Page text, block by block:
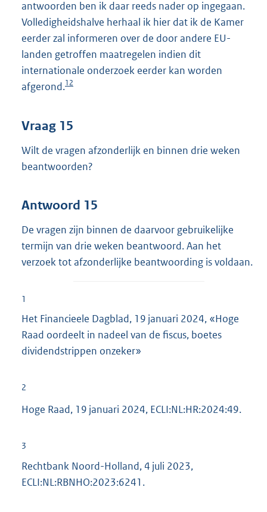
antwoorden ben ik daar reeds nader op ingegaan.
Volledigheidshalve herhaal ik hier dat ik de Kamer
eerder zal informeren over de door andere EU-
landen getroffen maatregelen indien dit
internationale onderzoek eerder kan worden
afgerond.12
Vraag 15
Wilt de vragen afzonderlijk en binnen drie weken
beantwoorden?
Antwoord 15
De vragen zijn binnen de daarvoor gebruikelijke
termijn van drie weken beantwoord. Aan het
verzoek tot afzonderlijke beantwoording is voldaan.
1
Het Financieele Dagblad, 19 januari 2024, «Hoge
Raad oordeelt in nadeel van de fiscus, boetes
dividendstrippen onzeker»
2
Hoge Raad, 19 januari 2024, ECLI:NL:HR:2024:49.
3
Rechtbank Noord-Holland, 4 juli 2023,
ECLI:NL:RBNHO:2023:6241.